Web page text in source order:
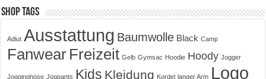
Shop Tags
Adlut Ausstattung Baumwolle Black Camp
Fanwear Freizeit Gelb Gymsac Hoodie Hoody Jogger
Jogginghose Jogpants Kids Kleidung Kordel langer Arm Logo